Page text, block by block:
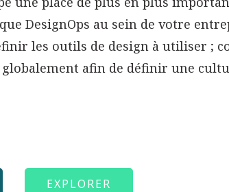
DesignOps au sein de votre
les outils de design à utiliser ;
afin de définir une
EXPLORER